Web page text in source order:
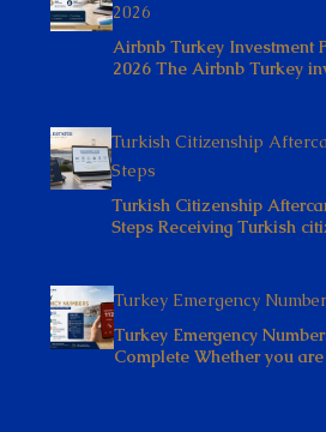
2026
Airbnb Turkey Investment
2026 The Airbnb Turkey
Turkish Citizenship
Steps
Turkish Citizenship
Steps Receiving Turkish
Turkey Emergency
Turkey Emergency
Complete Whether you